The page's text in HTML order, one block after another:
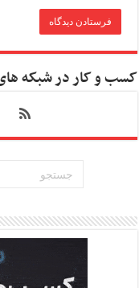
کسب و کار در شبکه